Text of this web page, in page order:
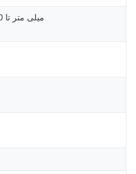
180 میلی متر تا 1400 میلی متر